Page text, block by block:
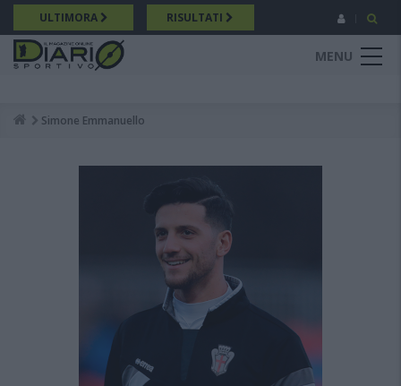
Salta
al
contenuto
principale
ULTIMORA RISULTATI
MENU
Breadcrumb
Simone Emmanuello